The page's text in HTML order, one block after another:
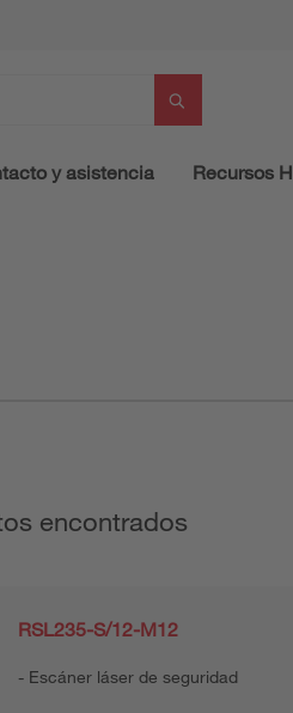
y asistencia Recursos
encontrados
RSL235-S/12-M12
Escáner láser de seguridad